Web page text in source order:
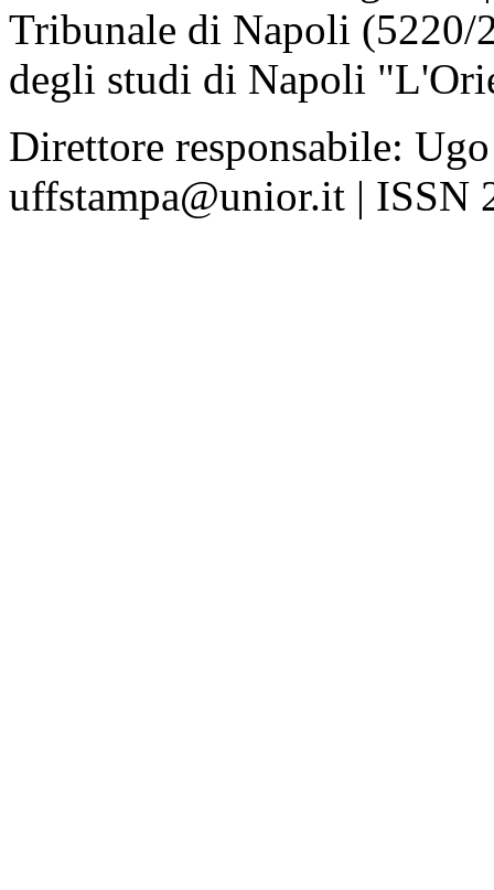
Tribunale di Napoli
degli studi di Napoli
Direttore responsabile:
uffstampa@unior.it | ISSN